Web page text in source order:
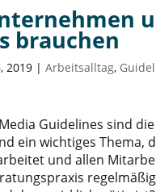
brauchen
2019 |Arbeitsalltag,
Guidelines sind
ein wichtiges Thema,
und allen